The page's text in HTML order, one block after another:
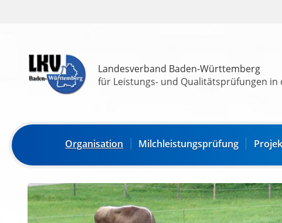
Landesverband Baden-Württemberg
für Leistungs- und Qualitätsprüfungen in
Organisation Milchleistungsprüfung